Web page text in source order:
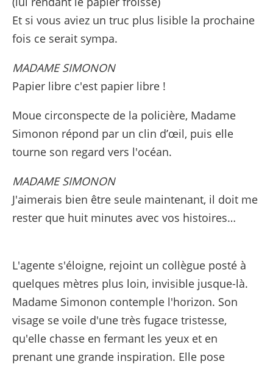
Et si vous aviez un truc plus lisible la prochaine
fois ce serait sympa.
MADAME SIMONON
Papier libre c'est papier libre !
Moue circonspecte de la policière, Madame
Simonon répond par un clin d’œil, puis elle
tourne son regard vers l'océan.
MADAME SIMONON
J'aimerais bien être seule maintenant, il doit me
rester que huit minutes avec vos histoires…
L'agente s'éloigne, rejoint un collègue posté à
quelques mètres plus loin, invisible jusque-là.
Madame Simonon contemple l'horizon. Son
visage se voile d'une très fugace tristesse,
qu'elle chasse en fermant les yeux et en
prenant une grande inspiration. Elle pose